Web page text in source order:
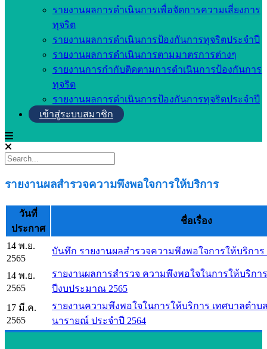
รายงานผลการดำเนินการเพื่อจัดการความเสี่ยงการ
ทุจริต
รายงานผลการดำเนินการป้องกันการทุจริตประจำปี
รายงานผลการดำเนินการตามมาตรการต่างๆ
รายงานการกำกับติดตามการดำเนินการป้องกันการ
ทุจริต
รายงานผลการดำเนินการป้องกันการทุจริตประจำปี
เข้าสู่ระบบสมาชิก
รายงานผลสำรวจความพึงพอใจการให้บริการ
วันที่
ประกาศ
ชื่อเรื่อง
14 พ.ย.
2565
บันทึก รายงานผลสำรวจความพึงพอใจการให้บริการ
14 พ.ย.
2565
รายงานผลการสำรวจ ความพึงพอใจในการให้บริกา
ปีงบประมาณ 2565
17 มี.ค.
2565
รายงานความพึงพอใจในการให้บริการ เทศบาลตำ
นารายณ์ ประจำปี 2564